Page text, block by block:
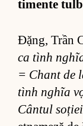
ti­mente
Đặng, Trần
ca tình
= Chant de
tình nghĩa
Cân­tul